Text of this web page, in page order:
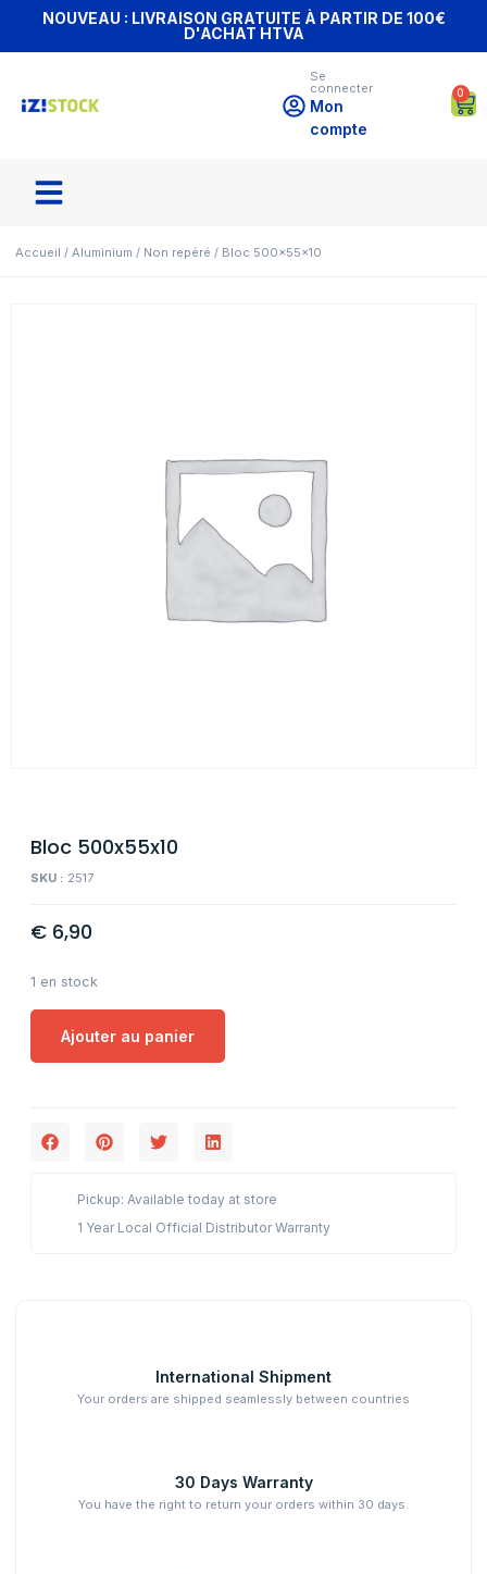
NOUVEAU : LIVRAISON GRATUITE À PARTIR DE 100€
D'ACHAT HTVA
Se
connecter
Mon
compte
0
Accueil / Aluminium / Non repéré / Bloc 500x55x10
Bloc 500x55x10
SKU : 2517
€ 6,90
1 en stock
Ajouter au panier
Pickup: Available today at store
1 Year Local Official Distributor Warranty
International Shipment
Your orders are shipped seamlessly between countries
30 Days Warranty
You have the right to return your orders within 30 days.